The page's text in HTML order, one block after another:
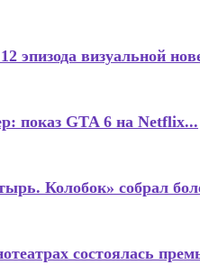
эпизода визуальной
показ GTA 6 на Netflix...
Колобок» собрал
состоялась